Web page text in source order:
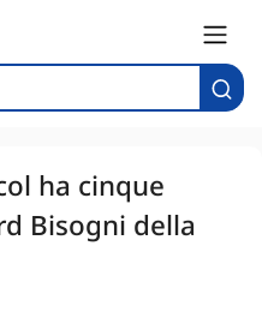
ha cinque
Bisogni della